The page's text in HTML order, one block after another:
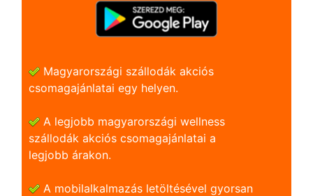
Magyarországi szállodák akciós
csomagajánlatai egy helyen.
A legjobb magyarországi wellness
szállodák akciós csomagajánlatai a
legjobb árakon.
A mobilalkalmazás letöltésével gyorsan